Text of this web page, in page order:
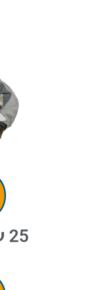
25 שנות ניסיון